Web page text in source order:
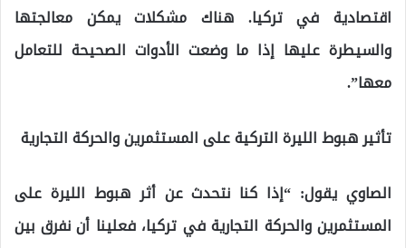
اقتصادية في تركيا. هناك مشكلات يمكن معالجتها
والسيطرة عليها إذا ما وضعت الأدوات الصحيحة للتعامل
معها”.
تأثير هبوط الليرة التركية على المستثمرين والحركة التجارية
الصاوي يقول: “إذا كنا نتحدث عن أثر هبوط الليرة على
المستثمرين والحركة التجارية في تركيا، فعلينا أن نفرق بين